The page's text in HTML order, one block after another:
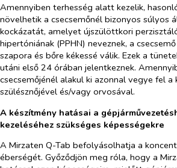
Amennyiben terhesség alatt kezelik,
növelhetik a csecsemőnél bizonyos súlyos
kockázatát, amelyet újszülöttkori
hipertóniának (PPHN) neveznek, a
szapora és bőre kékessé válik. Ezek a
utáni első 24 órában jelentkeznek.
csecsemőjénél alakul ki azonnal vegye fel
szülésznőjével és/vagy orvosával.
A készítmény hatásai a
kezeléséhez szükséges képességekre
A Mirzaten Q-Tab befolyásolhatja a
éberségét. Győződjön meg róla, hogy a